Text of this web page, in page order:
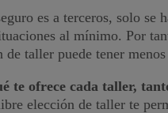
es a terceros, solo se
al mínimo. Por
taller puede tener
te ofrece cada taller,
elección de taller te